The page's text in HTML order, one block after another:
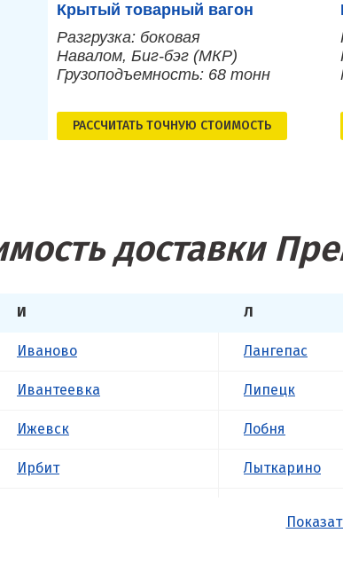
Крытый товарный вагон
Разгрузка: боковая
Навалом, Биг-бэг (МКР)
Грузоподъемность: 68 тонн
РАСCЧИТАТЬ ТОЧНУЮ СТОИМОСТЬ
доставки
И
Иваново
Ивантеевка
Ижевск
Ирбит
Л
Лангепас
Липецк
Лобня
Лыткарино